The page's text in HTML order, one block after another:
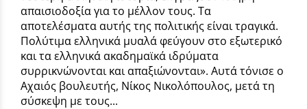
απαισιοδοξία για το μέλλον τους. Τα
αποτελέσματα αυτής της πολιτικής είναι τραγικά.
Πολύτιμα ελληνικά μυαλά φεύγουν στο εξωτερικό
και τα ελληνικά ακαδημαϊκά ιδρύματα
συρρικνώνονται και απαξιώνονται». Αυτά τόνισε ο
Αχαιός βουλευτής, Νίκος Νικολόπουλος, μετά τη
σύσκεψη με τους...